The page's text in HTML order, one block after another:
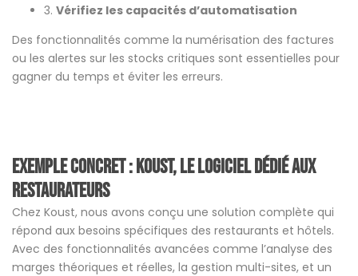
3. Vérifiez les capacités d’automatisation
Des fonctionnalités comme la numérisation des factures
ou les alertes sur les stocks critiques sont essentielles pour
gagner du temps et éviter les erreurs.
Exemple concret : Koust, le logiciel dédié aux
restaurateurs
Chez Koust, nous avons conçu une solution complète qui
répond aux besoins spécifiques des restaurants et hôtels.
Avec des fonctionnalités avancées comme l’analyse des
marges théoriques et réelles, la gestion multi-sites, et un